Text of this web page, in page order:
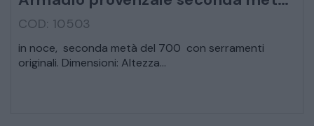
SALE DA PRANZO – STUDIO UFFICIO
COD: 10503
in noce, seconda metà del 700 con serramenti
originali. Dimensioni: Altezza...